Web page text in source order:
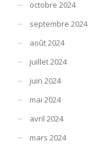
octobre 2024
septembre 2024
août 2024
juillet 2024
juin 2024
mai 2024
avril 2024
mars 2024